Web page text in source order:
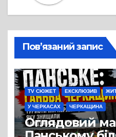
Пов’язаний запис
TV СЮЖЕТ ЕКСКЛЮЗИВ
У ЧЕРКАСАХ ЧЕРКАЩИНА
Оглядовий